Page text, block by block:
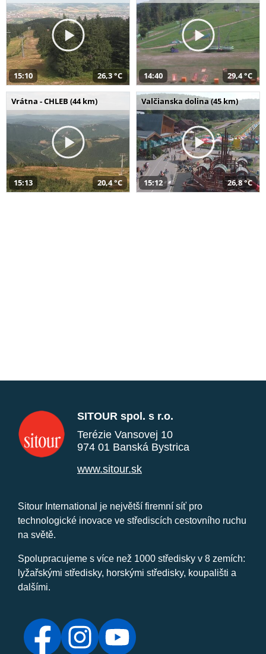
15:10 26,3 °C 14:40 29,4 °C
Vrátna - CHLEB (44 km)
15:13 20,4 °C
Valčianska dolina (45 km)
15:12 26,8 °C
SITOUR spol. s r.o.
Terézie Vansovej 10
974 01 Banská Bystrica
www.sitour.sk
Sitour International je největší firemní síť pro
technologické inovace ve střediscích cestovního ruchu
na světě.
Spolupracujeme s více než 1000 středisky v 8 zemích:
lyžařskými středisky, horskými středisky, koupališti a
dalšími.